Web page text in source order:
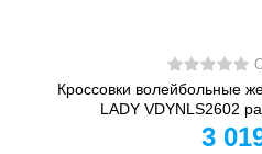
Кроссовки волейбольные
LADY VDYNLS2602
3